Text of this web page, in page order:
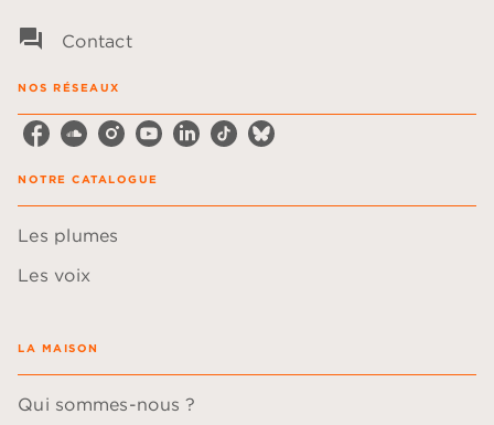
question_answer Contact
NOS RÉSEAUX
NOTRE CATALOGUE
Les plumes
Les voix
LA MAISON
Qui sommes-nous ?